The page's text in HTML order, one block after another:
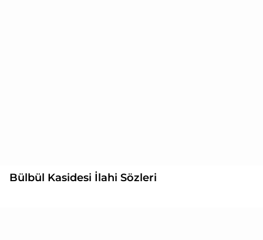
Bülbül Kasidesi İlahi Sözleri